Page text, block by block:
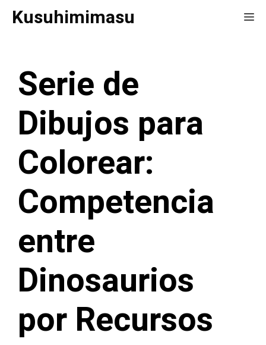
SaltarKusuhimimasu
Serie de
Dibujos para
Colorear:
Competencia
entre
Dinosaurios
por Recursos